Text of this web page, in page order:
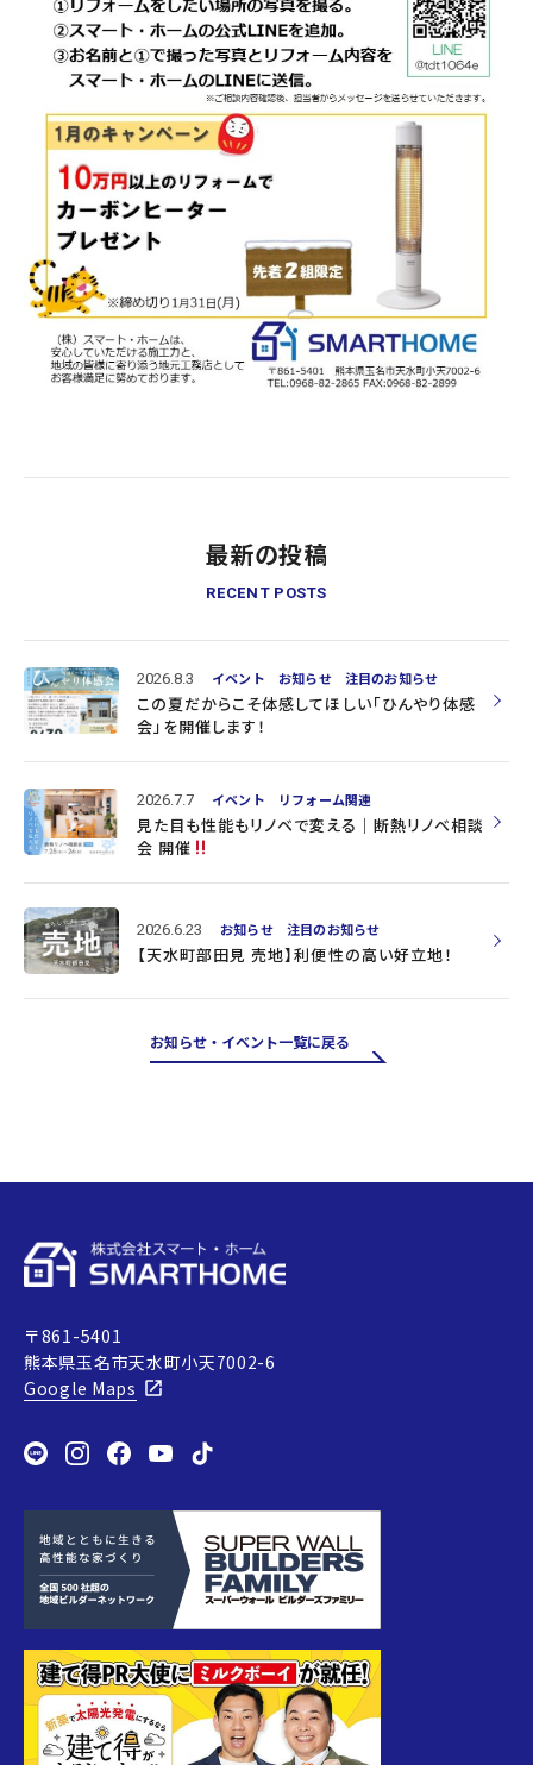
最新の投稿
RECENT POSTS
2026.8.3 イベント お知らせ 注目のお知らせ
この夏だからこそ体感してほしい「ひんやり体感
会」を開催します！
2026.7.7 イベント リフォーム関連
見た目も性能もリノベで変える｜断熱リノベ相談
会 開催
2026.6.23 お知らせ 注目のお知らせ
【天水町部田見 売地】利便性の高い好立地！
お知らせ・イベント一覧に戻る
〒861-5401
熊本県玉名市天水町小天7002-6
Google Maps